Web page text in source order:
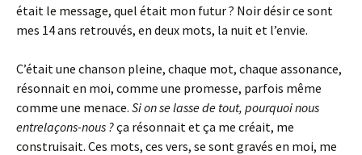
était le message, quel était mon futur ? Noir désir ce sont
mes 14 ans retrouvés, en deux mots, la nuit et l’envie.
C’était une chanson pleine, chaque mot, chaque assonance,
résonnait en moi, comme une promesse, parfois même
comme une menace. Si on se lasse de tout, pourquoi nous
entrelaçons-nous ?ça résonnait et ça me créait, me
construisait. Ces mots, ces vers, se sont gravés en moi, me